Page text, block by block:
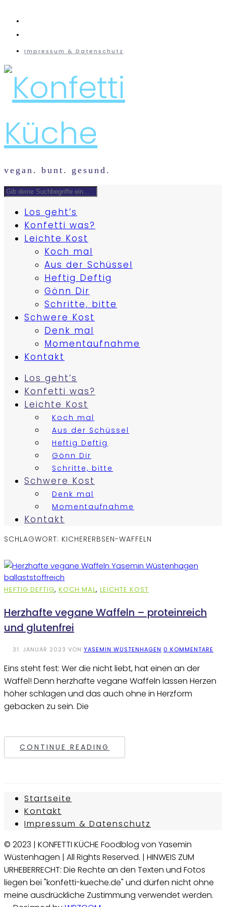
Impressum & Datenschutz
vegan. bunt. gesund.
Los geht’s
Konfetti was?
Leichte Kost
Koch mal
Aus der Schüssel
Heftig Deftig
Gönn Dir
Schritte, bitte
Schwere Kost
Denk mal
Momentaufnahme
Kontakt
Los geht’s
Konfetti was?
Leichte Kost
Koch mal
Aus der Schüssel
Heftig Deftig
Gönn Dir
Schritte, bitte
Schwere Kost
Denk mal
Momentaufnahme
Kontakt
SCHLAGWORT: KICHERERBSEN-WAFFELN
HEFTIG DEFTIG, KOCH MAL, LEICHTE KOST
Herzhafte vegane Waffeln – proteinreich
und glutenfrei
31. JANUAR 2023 VON YASEMIN WÜSTENHAGEN 0 KOMMENTARE
Eins steht fest: Wer die nicht liebt, hat einen an der
Waffel! Denn herzhafte vegane Waffeln lassen Herzen
höher schlagen und das auch ohne in Herzform
gebacken zu sein. Die
CONTINUE READING
Startseite
Kontakt
Impressum & Datenschutz
© 2023 | KONFETTI KÜCHE Foodblog von Yasemin
Wüstenhagen | All Rights Reserved. | HINWEIS ZUM
URHEBERRECHT: Die Rechte an den Texten und Fotos
liegen bei "konfetti-kueche.de" und dürfen nicht ohne
meine ausdrückliche Zustimmung verwendet werden.